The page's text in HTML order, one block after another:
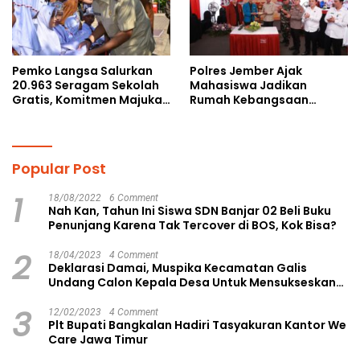
Pemko Langsa Salurkan
20.963 Seragam Sekolah
Gratis, Komitmen Majukan
Polres Jember Ajak
Mahasiswa Jadikan
Rumah Kebangsaan
Popular Post
1 18/08/2022 6 Comment
Nah Kan, Tahun Ini Siswa SDN Banjar 02 Beli Buku
Penunjang Karena Tak Tercover di BOS, Kok Bisa?
2 18/04/2023 4 Comment
Deklarasi Damai, Muspika Kecamatan Galis
Undang Calon Kepala Desa Untuk Mensukseskan
3 12/02/2023 4 Comment
Plt Bupati Bangkalan Hadiri Tasyakuran Kantor We
Care Jawa Timur